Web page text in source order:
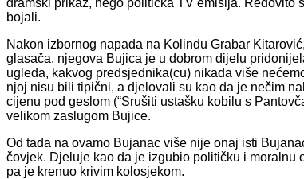
bojali.
Nakon izbornog napada na Kolindu Grabar
glasača, njegova Bujica je u dobrom dijelu
ugleda, kakvog predsjednika(cu) nikada više
njoj nisu bili tipični, a djelovali su kao da je nečim
cijenu pod geslom (“Srušiti ustašku kobilu s
velikom zaslugom Bujice.
Od tada na ovamo Bujanac više nije onaj isti
čovjek. Djeluje kao da je izgubio političku i moralnu
pa je krenuo krivim kolosjekom.